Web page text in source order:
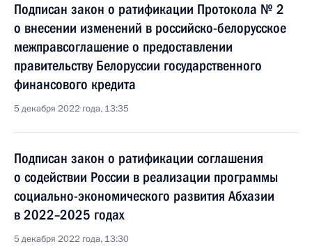
Подписан закон о ратификации Протокола № 2
о внесении изменений в российско-белорусское
межправсоглашение о предоставлении
правительству Белоруссии государственного
финансового кредита
5 декабря 2022 года, 13:35
Подписан закон о ратификации соглашения
о содействии России в реализации программы
социально-экономического развития Абхазии
в 2022–2025 годах
5 декабря 2022 года, 13:30